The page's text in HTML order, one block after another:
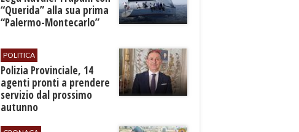
“Querida” alla sua prima
“Palermo-Montecarlo”
POLITICA
​Polizia Provinciale, 14
agenti pronti a prendere
servizio dal prossimo
autunno